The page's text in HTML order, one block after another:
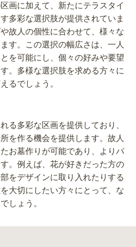
画に加えて、新たにテラスタイ
多彩な選択肢が提供されていま
故人の個性に合わせて、様々な
す。この選択の幅広さは、一人
を可能にし、個々の好みや要望
。多様な選択肢を求める方々に
るでしょう。
る多彩な区画を提供しており、
を作る機会を提供します。故人
お墓作りが可能であり、よりパ
。例えば、花が好きだった方の
をデザインに取り入れたりする
大切にしたい方々にとって、な
しょう。